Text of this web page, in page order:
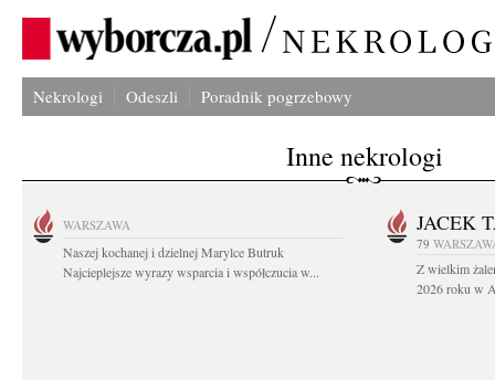
Nekrologi Odeszli Poradnik pogrzebowy
Inne nekrologi
WARSZAWA
Naszej kochanej i dzielnej Marylce Butruk
Najcieplejsze wyrazy wsparcia i współczucia w...
JACEK
79
Z wielkim
2026 roku w